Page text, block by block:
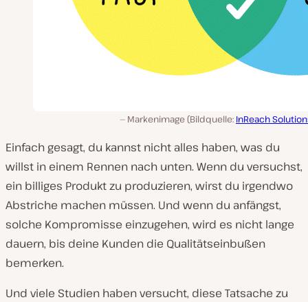
Markenimage (Bildquelle: InReach
Einfach gesagt, du kannst nicht alles haben, was du
willst in einem Rennen nach unten. Wenn du versuchst,
ein billiges Produkt zu produzieren, wirst du irgendwo
Abstriche machen müssen. Und wenn du anfängst,
solche Kompromisse einzugehen, wird es nicht lange
dauern, bis deine Kunden die Qualitätseinbußen
bemerken.
Und viele Studien haben versucht, diese Tatsache zu